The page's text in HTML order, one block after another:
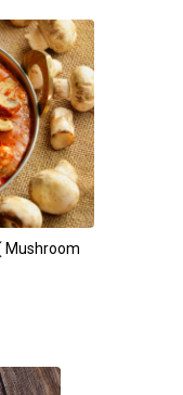
Mushroom